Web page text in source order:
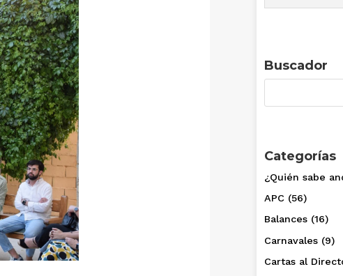
Buscador
Categorías
¿Quién sabe
APC (56)
Balances (16)
Carnavales (9)
Cartas al